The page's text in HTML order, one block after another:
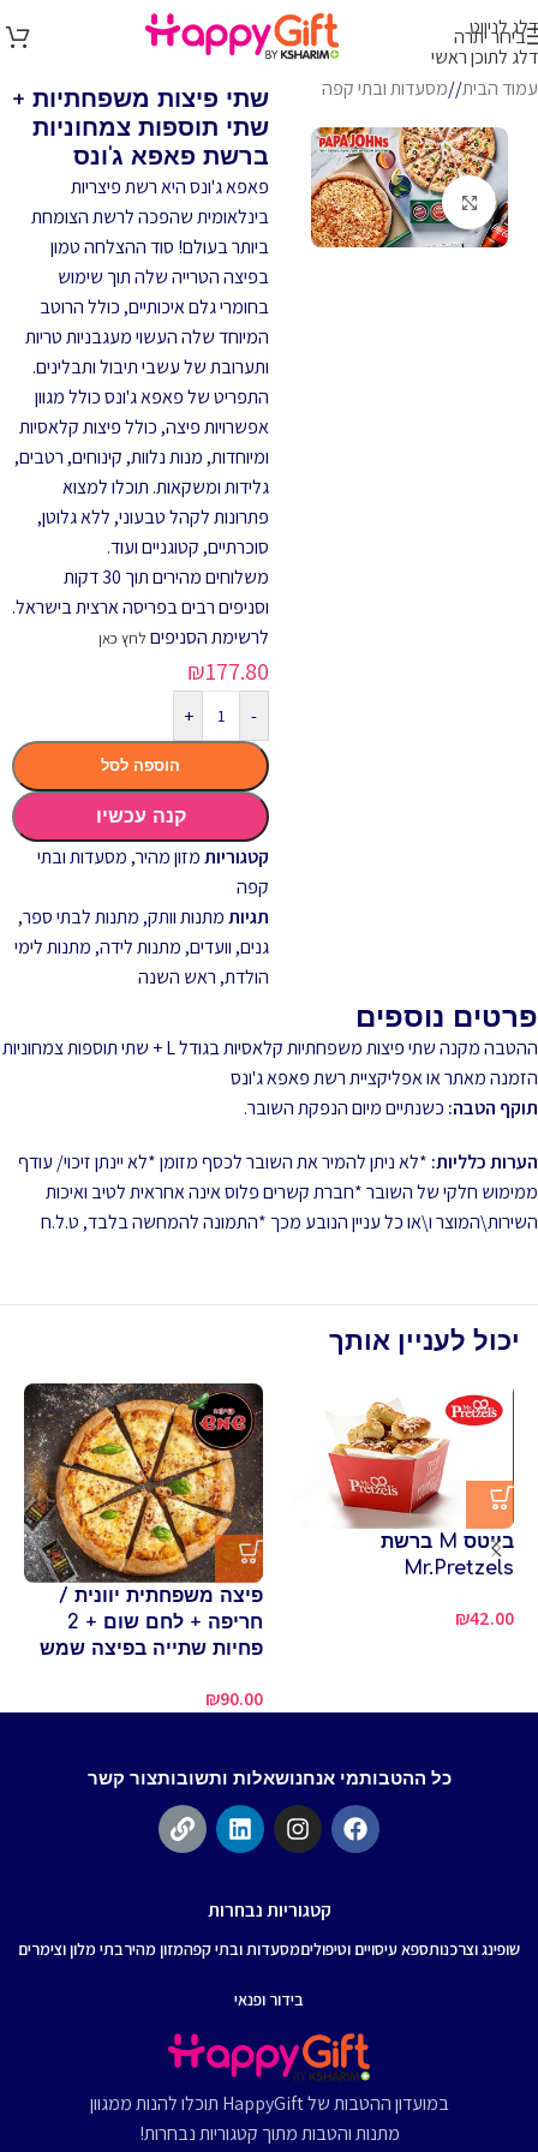
דלג לניווט
דלג לתוכן ראשי
בירור יתרה
עמוד הבית/ מסעדות ובתי קפה
לחץ להגדלה
שתי פיצות משפחתיות +
שתי תוספות צמחוניות
ברשת פאפא ג'ונס
פאפא ג'ונס היא רשת פיצריות
בינלאומית שהפכה לרשת הצומחת
ביותר בעולם! סוד ההצלחה טמון
בפיצה הטרייה שלה תוך שימוש
בחומרי גלם איכותיים, כולל הרוטב
המיוחד שלה העשוי מעגבניות טריות
ותערובת של עשבי תיבול ותבלינים.
התפריט של פאפא ג'ונס כולל מגוון
אפשרויות פיצה, כולל פיצות קלאסיות
ומיוחדות, מנות נלוות, קינוחים, רטבים,
גלידות ומשקאות. תוכלו למצוא
פתרונות לקהל טבעוני, ללא גלוטן,
סוכרתיים, קטוגניים ועוד.
משלוחים מהירים תוך 30 דקות
וסניפים רבים בפריסה ארצית בישראל.
לרשימת הסניפים לחץ כאן
₪177.80
-
+
הוספה לסל
קנה עכשיו
קטגוריותמזון מהיר, מסעדות ובתי
קפה
תגיותמתנות וותק, מתנות לבתי ספר,
גנים, וועדים, מתנות לידה, מתנות לימי
הולדת, ראש השנה
פרטים נוספים
ההטבה מקנה שתי פיצות משפחתיות קלאסיות בגודל L + שתי תוספות צמחוניות
הזמנה מאתר או אפליקציית רשת פאפא ג'ונס
תוקף הטבה: כשנתיים מיום הנפקת השובר.
הערות כלליות: *לא ניתן להמיר את השובר לכסף מזומן *לא יינתן זיכוי/ עודף
ממימוש חלקי של השובר *חברת קשרים פלוס אינה אחראית לטיב ואיכות
השירות\המוצר ו\או כל עניין הנובע מכך *התמונה להמחשה בלבד, ט.ל.ח
יכול לעניין אותך
בייטס M ברשת
Mr.Pretzels
₪42.00
פיצה משפחתית יוונית /
חריפה + לחם שום + 2
פחיות שתייה בפיצה שמש
₪90.00
כל ההטבותמי אנחנושאלות ותשובותצור קשר
קטגוריות נבחרות
שופינג וצרכנותספא עיסויים וטיפוליםמסעדות ובתי קפהמזון מהירבתי מלון וצימרים
בידור ופנאי
במועדון ההטבות של HappyGift תוכלו להנות ממגוון
מתנות והטבות מתוך קטגוריות נבחרות!